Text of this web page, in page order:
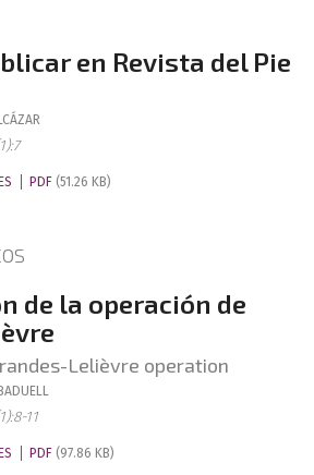
en Revista del Pie
PDF (51.26 KB)
de la operación de
Lelièvre operation
11
PDF (97.86 KB)